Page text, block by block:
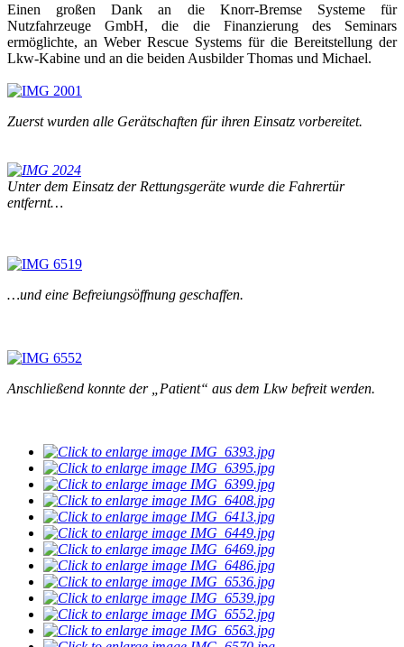
Einen großen Dank an die Knorr-Bremse Systeme für
Nutzfahrzeuge GmbH, die die Finanzierung des Seminars
ermöglichte, an Weber Rescue Systems für die Bereitstellung der
Lkw-Kabine und an die beiden Ausbilder Thomas und Michael.
Zuerst wurden alle Gerätschaften für ihren Einsatz vorbereitet.
Unter dem Einsatz der Rettungsgeräte wurde die Fahrertür
entfernt…
…und eine Befreiungsöffnung geschaffen.
Anschließend konnte der „Patient“ aus dem Lkw befreit werden.